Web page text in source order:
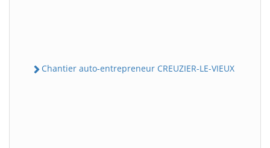
Chantier auto-entrepreneur CREUZIER-LE-VIEUX